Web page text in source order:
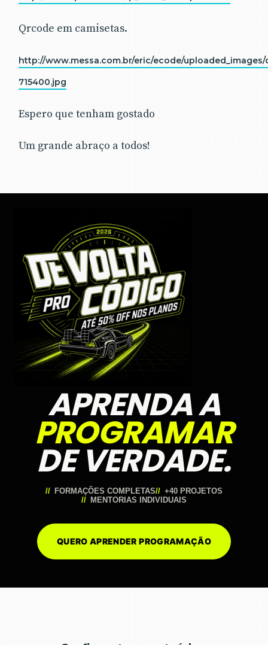
Qrcode em camisetas.
http://www.messa.com.br/eric/ecode/
715400.jpg
Espero que tenham gostado
Um grande abraço a todos!
APRENDA A
PROGRAMAR
DE VERDADE.
FORMAÇÕES COMPLETAS
+40 PROJETOS
MENTORIAS INDIVIDUAIS
QUERO APRENDER PROGRAMAÇÃO